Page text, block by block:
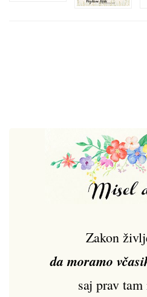
Zakon
da moramo
saj prav tam